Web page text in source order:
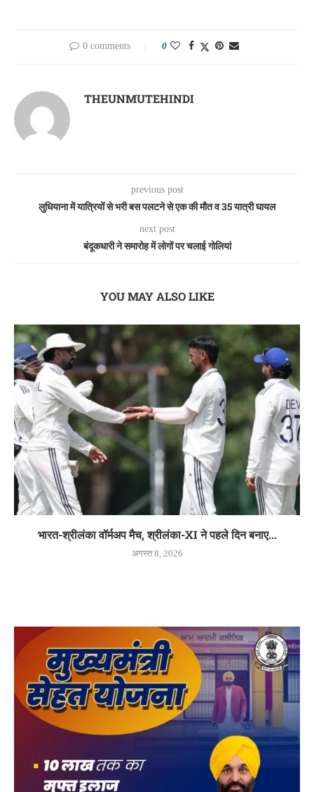
0 comments 0
THEUNMUTEHINDI
previous post
लुधियाना में यात्रियों से भरी बस पलटने से एक की मौत व 35 यात्री घायल
next post
बंदूकधारी ने समारोह में लोगों पर चलाई गोलियां
YOU MAY ALSO LIKE
भारत-श्रीलंका वॉर्मअप मैच, श्रीलंका-XI ने पहले दिन बनाए...
अगस्त 8, 2026